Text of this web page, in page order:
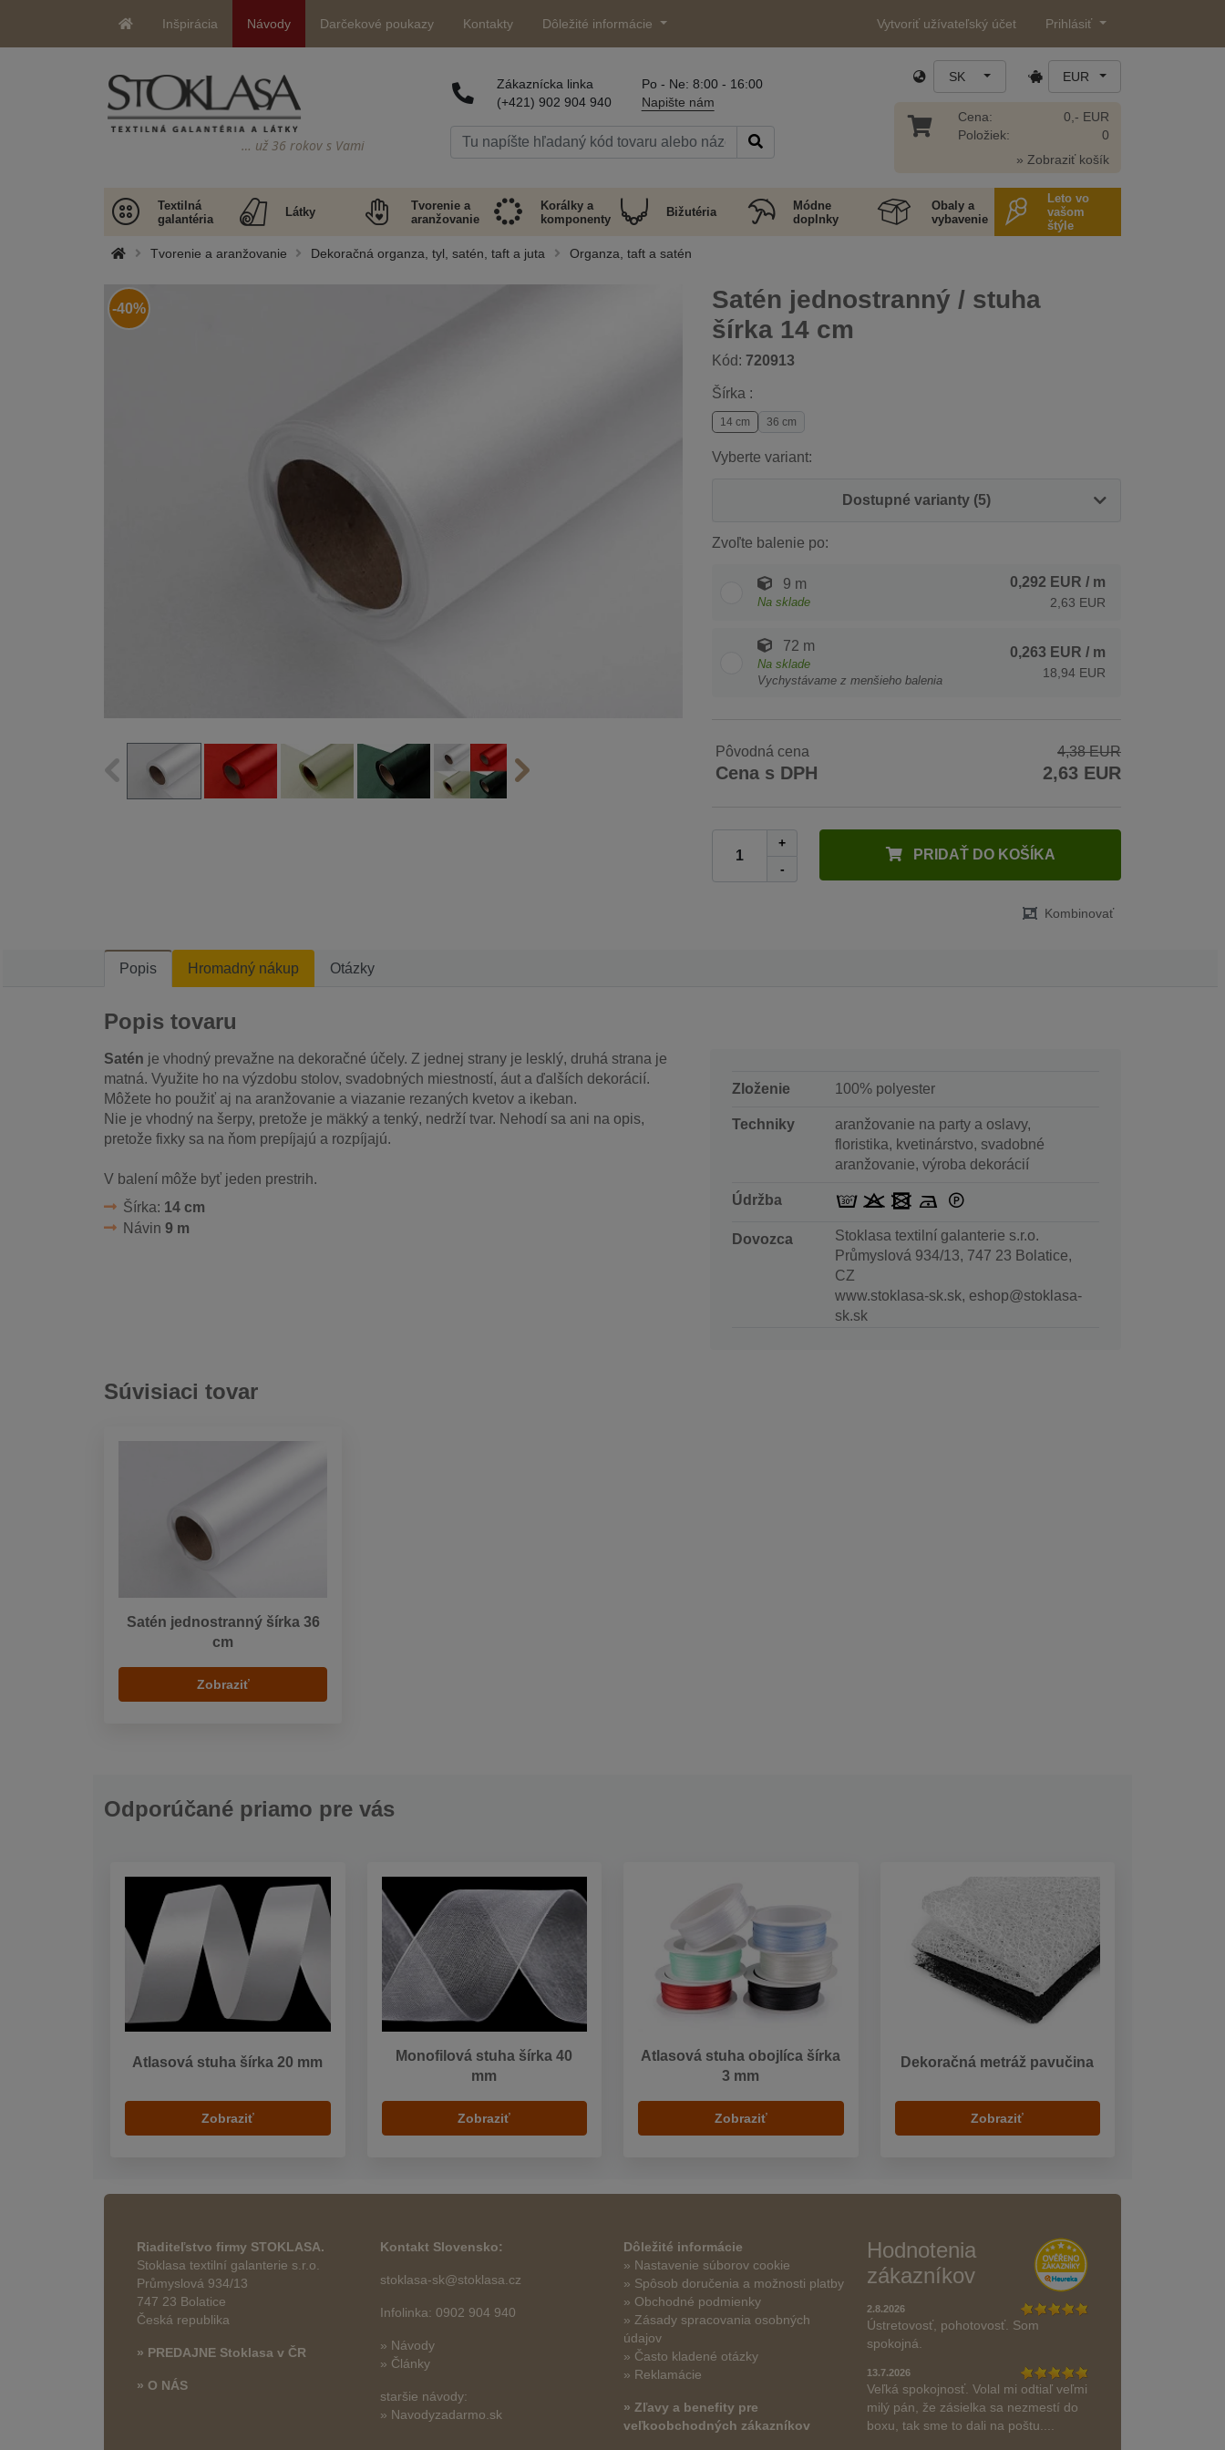
Inšpirácia Návody Darčekové poukazy Kontakty Dôležité informácie Vytvoriť užívateľský účet Prihlásiť
… už 36 rokov s Vami
Zákaznícka linka
(+421) 902 904 940
Po - Ne: 8:00 - 16:00
Napište nám
SK EUR
Cena:
Položiek:
0,- EUR
0
» Zobraziť košík
Textilná
galantéria
Látky
Tvorenie a
aranžovanie
Korálky a
komponenty
Bižutéria
Módne
doplnky
Obaly a
vybavenie
Leto vo
vašom
štýle
Tvorenie a aranžovanie Dekoračná organza, tyl, satén, taft a juta Organza, taft a satén
Satén jednostranný / stuha
šírka 14 cm
Kód: 720913
-40%
Šírka :
14 cm 36 cm
Vyberte variant:
Dostupné varianty (5)
Zvoľte balenie po:
9 m
Na sklade
0,292 EUR / m
2,63 EUR
72 m
Na sklade
Vychystávame z menšieho balenia
0,263 EUR / m
18,94 EUR
Pôvodná cena 4,38 EUR
Cena s DPH 2,63 EUR
+
-
PRIDAŤ DO KOŠÍKA
Kombinovať
Popis Hromadný nákup Otázky
Popis tovaru
Satén je vhodný prevažne na dekoračné účely. Z jednej strany je lesklý, druhá strana je
matná. Využite ho na výzdobu stolov, svadobných miestností, áut a ďalších dekorácií.
Môžete ho použiť aj na aranžovanie a viazanie rezaných kvetov a ikeban.
Nie je vhodný na šerpy, pretože je mäkký a tenký, nedrží tvar. Nehodí sa ani na opis,
pretože fixky sa na ňom prepíjajú a rozpíjajú.
V balení môže byť jeden prestrih.
Šírka: 14 cm
Návin 9 m
Zloženie 100% polyester
Techniky
aranžovanie na party a oslavy,
floristika, kvetinárstvo, svadobné
aranžovanie, výroba dekorácií
Údržba
Dovozca
Stoklasa textilní galanterie s.r.o.
Průmyslová 934/13, 747 23 Bolatice,
CZ
www.stoklasa-sk.sk, eshop@stoklasa-
sk.sk
Súvisiaci tovar
Satén jednostranný šírka 36
cm
Zobraziť
Odporúčané priamo pre vás
Atlasová stuha šírka 20 mm
Zobraziť
Monofilová stuha šírka 40
mm
Zobraziť
Atlasová stuha obojlíca šírka
3 mm
Zobraziť
Dekoračná metráž pavučina
Zobraziť
Riaditeľstvo firmy STOKLASA.
Stoklasa textilní galanterie s.r.o.
Průmyslová 934/13
747 23 Bolatice
Česká republika
» PREDAJNE Stoklasa v ČR
» O NÁS
Kontakt Slovensko:
stoklasa-sk@stoklasa.cz
Infolinka: 0902 904 940
» Návody
» Články
staršie návody:
» Navodyzadarmo.sk
Dôležité informácie
» Nastavenie súborov cookie
» Spôsob doručenia a možnosti platby
» Obchodné podmienky
» Zásady spracovania osobných
údajov
» Často kladené otázky
» Reklamácie
» Zľavy a benefity pre
veľkoobchodných zákazníkov
Hodnotenia
zákazníkov
2.8.2026
Ústretovosť, pohotovosť. Som
spokojná.
13.7.2026
Veľká spokojnosť. Volal mi odtiaľ veľmi
milý pán, že zásielka sa nezmestí do
boxu, tak sme to dali na poštu....